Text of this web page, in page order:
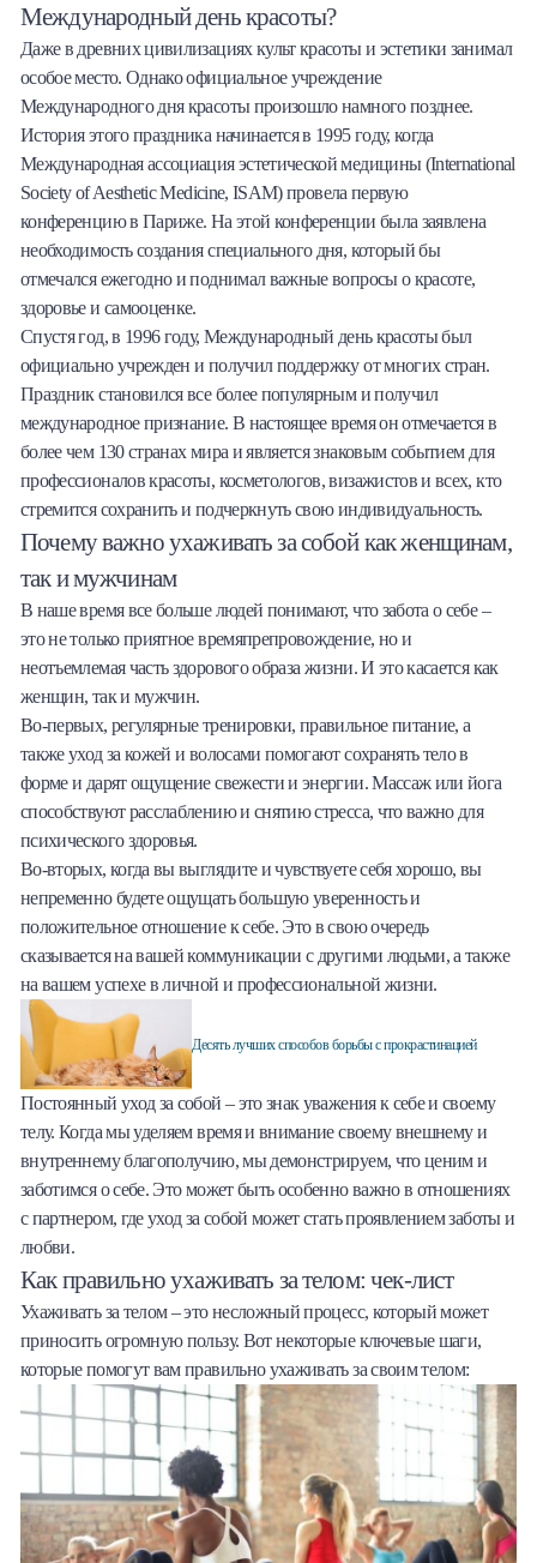
Международный день красоты?
Даже в древних цивилизациях культ красоты и эстетики занимал
особое место. Однако официальное учреждение
Международного дня красоты произошло намного позднее.
История этого праздника начинается в 1995 году, когда
Международная ассоциация эстетической медицины (International
Society of Aesthetic Medicine, ISAM) провела первую
конференцию в Париже. На этой конференции была заявлена
необходимость создания специального дня, который бы
отмечался ежегодно и поднимал важные вопросы о красоте,
здоровье и самооценке.
Спустя год, в 1996 году, Международный день красоты был
официально учрежден и получил поддержку от многих стран.
Праздник становился все более популярным и получил
международное признание. В настоящее время он отмечается в
более чем 130 странах мира и является знаковым событием для
профессионалов красоты, косметологов, визажистов и всех, кто
стремится сохранить и подчеркнуть свою индивидуальность.
Почему важно ухаживать за собой как женщинам,
так и мужчинам
В наше время все больше людей понимают, что забота о себе –
это не только приятное времяпрепровождение, но и
неотъемлемая часть здорового образа жизни. И это касается как
женщин, так и мужчин.
Во-первых, регулярные тренировки, правильное питание, а
также уход за кожей и волосами помогают сохранять тело в
форме и дарят ощущение свежести и энергии. Массаж или йога
способствуют расслаблению и снятию стресса, что важно для
психического здоровья.
Во-вторых, когда вы выглядите и чувствуете себя хорошо, вы
непременно будете ощущать большую уверенность и
положительное отношение к себе. Это в свою очередь
сказывается на вашей коммуникации с другими людьми, а также
на вашем успехе в личной и профессиональной жизни.
Десять лучших способов борьбы с прокрастинацией
Постоянный уход за собой – это знак уважения к себе и своему
телу. Когда мы уделяем время и внимание своему внешнему и
внутреннему благополучию, мы демонстрируем, что ценим и
заботимся о себе. Это может быть особенно важно в отношениях
с партнером, где уход за собой может стать проявлением заботы и
любви.
Как правильно ухаживать за телом: чек-лист
Ухаживать за телом – это несложный процесс, который может
приносить огромную пользу. Вот некоторые ключевые шаги,
которые помогут вам правильно ухаживать за своим телом: